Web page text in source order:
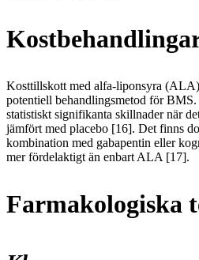
Kosttillskott med alfa-liponsyra (ALA)
potentiell behandlingsmetod för
statistiskt signifikanta skillnader när
jämfört med placebo [16]. Det finns
kombination med gabapentin eller
mer fördelaktigt än enbart ALA [17].
Farmakologiska